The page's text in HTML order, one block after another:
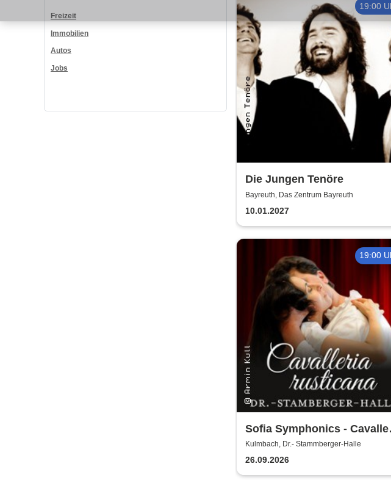
Freizeit
Immobilien
Autos
Jobs
19:00
Die Jungen Tenöre
Bayreuth, Das Zentrum Bayreuth
10.01.2027
19:00
Sofia Symphonics -
Rusticana | Ljubka Biagioni
zu Guttenberg
Kulmbach, Dr.- Stammberger-Halle
26.09.2026